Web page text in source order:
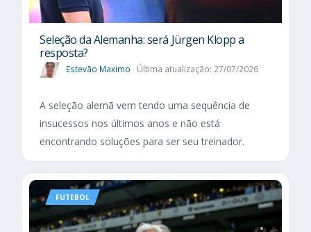
Seleção da Alemanha: será Jürgen Klopp a
resposta?
Estevão Maximo Última atualização: 27/07/2026
A seleção alemã vem tendo uma sequência de
insucessos nos últimos anos e não está
encontrando soluções para ser seu treinador.
FUTEBOL